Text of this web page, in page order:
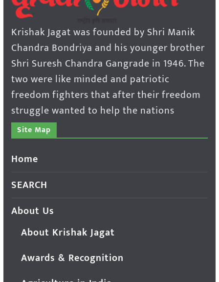
Krishak Jagat was founded by Shri Manik
Chandra Bondriya and his younger brother
Shri Suresh Chandra Gangrade in 1946. The
two were like minded and patriotic
freedom fighters that after their freedom
struggle wanted to help the nations
Site Map
Home
SEARCH
About Us
About Krishak Jagat
Awards & Recognition